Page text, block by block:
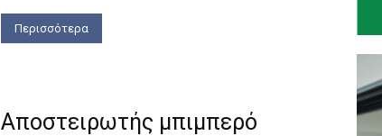
Περισσότερα
Αποστειρωτής μπιμπερό